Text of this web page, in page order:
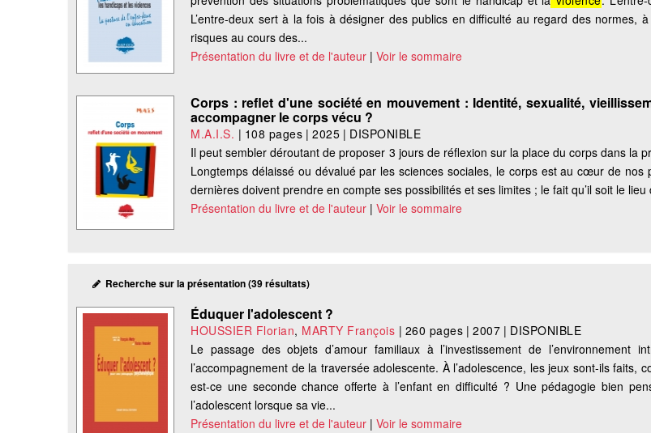
L’entre-deux sert à la fois à désigner des publics en difficulté au regard des normes,
risques au cours des...
Présentation du livre et de l'auteur |Voir le sommaire
Corps : reflet d'une société en mouvement : Identité, sexualité,
accompagner le corps vécu ?
M.A.I.S. | 108 pages |2025 | DISPONIBLE
Il peut sembler déroutant de proposer 3 jours de réflexion sur la place du corps dans la
Longtemps délaissé ou dévalué par les sciences sociales, le corps est au cœur de nos
dernières doivent prendre en compte ses possibilités et ses limites ; le fait qu’il soit le lieu
Présentation du livre et de l'auteur |Voir le sommaire
Recherche sur la présentation (39 résultats)
Éduquer l'adolescent ?
HOUSSIER Florian, MARTY François | 260 pages |2007 | DISPONIBLE
Le passage des objets d’amour familiaux à l’investissement de l’environnement
l’accompagnement de la traversée adolescente. À l’adolescence, les jeux sont-ils faits,
est-ce une seconde chance offerte à l’enfant en difficulté ? Une pédagogie bien
l’adolescent lorsque sa vie...
Présentation du livre et de l'auteur |Voir le sommaire